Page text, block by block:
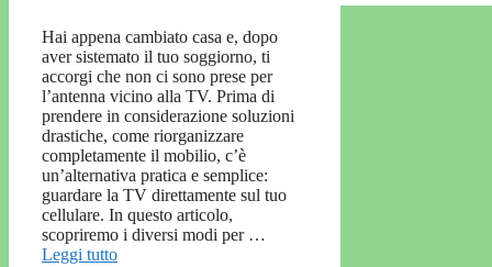
Hai appena cambiato casa e, dopo
aver sistemato il tuo soggiorno, ti
accorgi che non ci sono prese per
l’antenna vicino alla TV. Prima di
prendere in considerazione soluzioni
drastiche, come riorganizzare
completamente il mobilio, c’è
un’alternativa pratica e semplice:
guardare la TV direttamente sul tuo
cellulare. In questo articolo,
scopriremo i diversi modi per …
Leggi tutto